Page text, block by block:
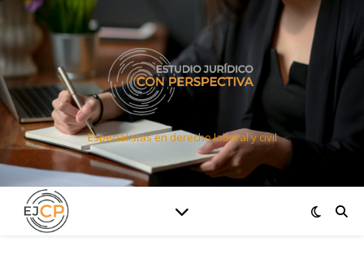
Especialistas en derecho laboral y civil